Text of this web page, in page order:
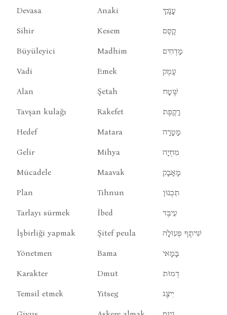
Devasa Anaki עָנָקִי
Sihir Kesem קֶסֶם
Büyüleyici Madhim מָדְהִים
Vadi Emek עֶמֶק
Alan Şetah שֶׁטָח
Tavşan kulağı Rakefet רָקֶפֶת
Hedef Matara מָטָרָה
Gelir Mihya מִחְיָה
Mücadele Maavak מָאָבָק
Plan Tihnun תִכְנוּן
Tarlayı sürmek İbed עִיבֶּד
İşbirliği yapmak Şitef peula שִׁיתֶף פְעוּלָה
Yönetmen Bama בָּמָאי
Karakter Dmut דְמוּת
Temsil etmek Yitseg יִיצֶג